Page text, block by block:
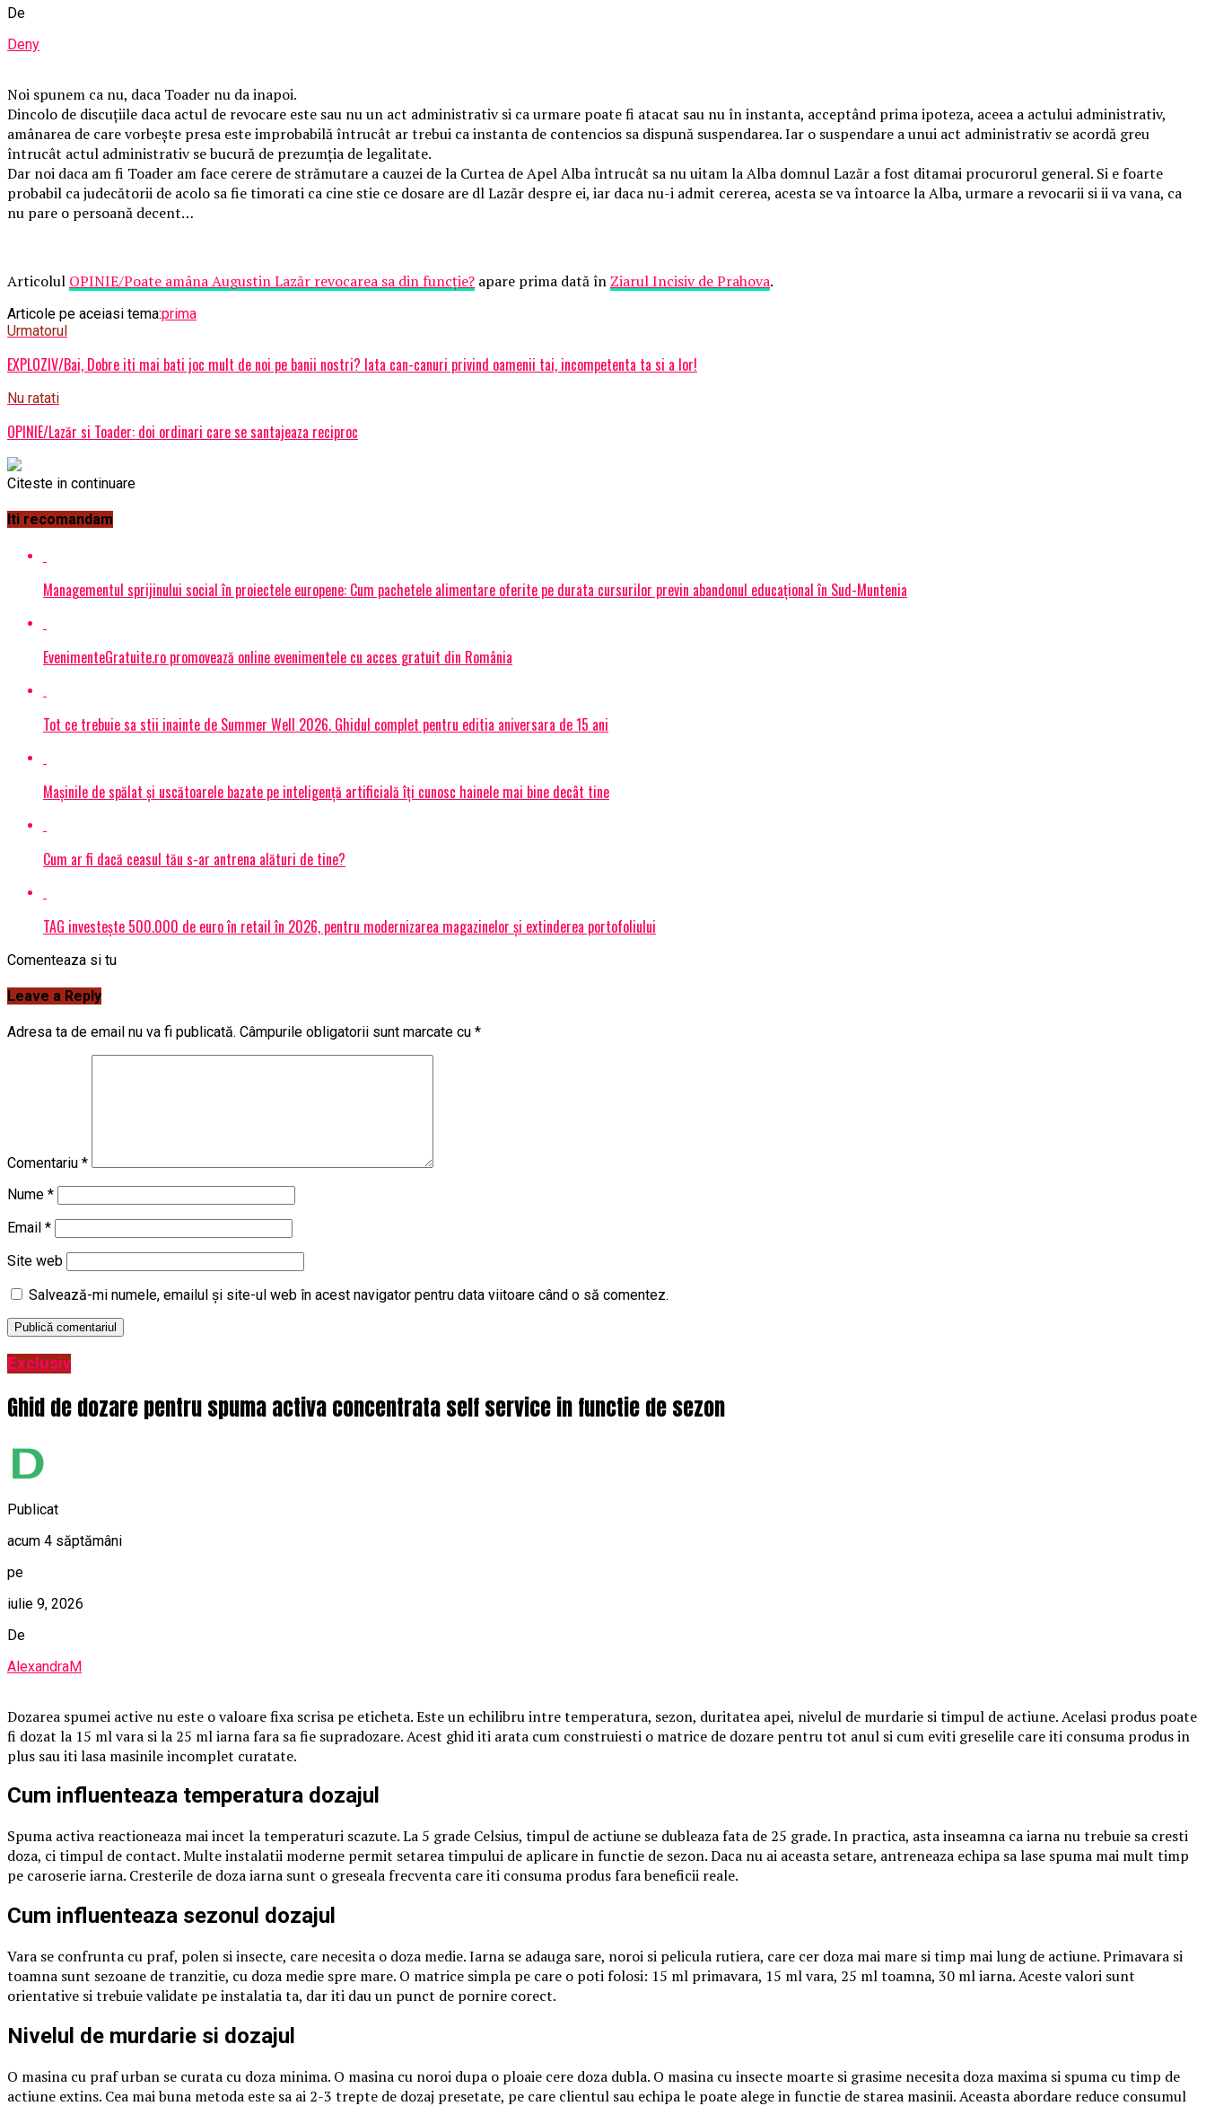
De
Deny
Noi spunem ca nu, daca Toader nu da inapoi.
Dincolo de discuțiile daca actul de revocare este sau nu un act administrativ si ca urmare poate fi atacat sau nu în instanta, acceptând prima ipoteza, aceea a actului administrativ,
amânarea de care vorbește presa este improbabilă întrucât ar trebui ca instanta de contencios sa dispună suspendarea. Iar o suspendare a unui act administrativ se acordă greu
întrucât actul administrativ se bucură de prezumția de legalitate.
Dar noi daca am fi Toader am face cerere de strămutare a cauzei de la Curtea de Apel Alba întrucât sa nu uitam la Alba domnul Lazăr a fost ditamai procurorul general. Si e foarte
probabil ca judecătorii de acolo sa fie timorati ca cine stie ce dosare are dl Lazăr despre ei, iar daca nu-i admit cererea, acesta se va întoarce la Alba, urmare a revocarii si ii va vana, ca
nu pare o persoană decent…
Articolul OPINIE/Poate amâna Augustin Lazăr revocarea sa din funcție? apare prima dată în Ziarul Incisiv de Prahova.
Articole pe aceiasi tema:prima
Urmatorul
EXPLOZIV/Bai, Dobre iti mai bati joc mult de noi pe banii nostri? Iata can-canuri privind oamenii tai, incompetenta ta si a lor!
Nu ratati
OPINIE/Lazăr si Toader: doi ordinari care se santajeaza reciproc
Citeste in continuare
Iti recomandam
Managementul sprijinului social în proiectele europene: Cum pachetele alimentare oferite pe durata cursurilor previn abandonul educațional în Sud-Muntenia
EvenimenteGratuite.ro promovează online evenimentele cu acces gratuit din România
Tot ce trebuie sa stii inainte de Summer Well 2026. Ghidul complet pentru editia aniversara de 15 ani
Mașinile de spălat și uscătoarele bazate pe inteligență artificială îți cunosc hainele mai bine decât tine
Cum ar fi dacă ceasul tău s-ar antrena alături de tine?
TAG investește 500.000 de euro în retail în 2026, pentru modernizarea magazinelor și extinderea portofoliului
Comenteaza si tu
Leave a Reply
Adresa ta de email nu va fi publicată. Câmpurile obligatorii sunt marcate cu *
Comentariu *
Nume *
Email *
Site web
Salvează-mi numele, emailul și site-ul web în acest navigator pentru data viitoare când o să comentez.
Exclusiv
Ghid de dozare pentru spuma activa concentrata self service in functie de sezon
Publicat
acum 4 săptămâni
pe
iulie 9, 2026
De
AlexandraM
Dozarea spumei active nu este o valoare fixa scrisa pe eticheta. Este un echilibru intre temperatura, sezon, duritatea apei, nivelul de murdarie si timpul de actiune. Acelasi produs poate
fi dozat la 15 ml vara si la 25 ml iarna fara sa fie supradozare. Acest ghid iti arata cum construiesti o matrice de dozare pentru tot anul si cum eviti greselile care iti consuma produs in
plus sau iti lasa masinile incomplet curatate.
Cum influenteaza temperatura dozajul
Spuma activa reactioneaza mai incet la temperaturi scazute. La 5 grade Celsius, timpul de actiune se dubleaza fata de 25 grade. In practica, asta inseamna ca iarna nu trebuie sa cresti
doza, ci timpul de contact. Multe instalatii moderne permit setarea timpului de aplicare in functie de sezon. Daca nu ai aceasta setare, antreneaza echipa sa lase spuma mai mult timp
pe caroserie iarna. Cresterile de doza iarna sunt o greseala frecventa care iti consuma produs fara beneficii reale.
Cum influenteaza sezonul dozajul
Vara se confrunta cu praf, polen si insecte, care necesita o doza medie. Iarna se adauga sare, noroi si pelicula rutiera, care cer doza mai mare si timp mai lung de actiune. Primavara si
toamna sunt sezoane de tranzitie, cu doza medie spre mare. O matrice simpla pe care o poti folosi: 15 ml primavara, 15 ml vara, 25 ml toamna, 30 ml iarna. Aceste valori sunt
orientative si trebuie validate pe instalatia ta, dar iti dau un punct de pornire corect.
Nivelul de murdarie si dozajul
O masina cu praf urban se curata cu doza minima. O masina cu noroi dupa o ploaie cere doza dubla. O masina cu insecte moarte si grasime necesita doza maxima si spuma cu timp de
actiune extins. Cea mai buna metoda este sa ai 2-3 trepte de dozaj presetate, pe care clientul sau echipa le poate alege in functie de starea masinii. Aceasta abordare reduce consumul